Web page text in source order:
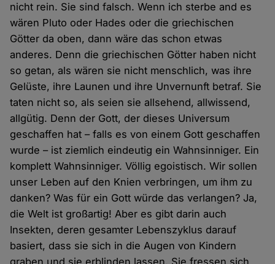
nicht rein. Sie sind falsch. Wenn ich sterbe and es
wären Pluto oder Hades oder die griechischen
Götter da oben, dann wäre das schon etwas
anderes. Denn die griechischen Götter haben nicht
so getan, als wären sie nicht menschlich, was ihre
Gelüste, ihre Launen und ihre Unvernunft betraf. Sie
taten nicht so, als seien sie allsehend, allwissend,
allgütig. Denn der Gott, der dieses Universum
geschaffen hat – falls es von einem Gott geschaffen
wurde – ist ziemlich eindeutig ein Wahnsinniger. Ein
komplett Wahnsinniger. Völlig egoistisch. Wir sollen
unser Leben auf den Knien verbringen, um ihm zu
danken? Was für ein Gott würde das verlangen? Ja,
die Welt ist großartig! Aber es gibt darin auch
Insekten, deren gesamter Lebenszyklus darauf
basiert, dass sie sich in die Augen von Kindern